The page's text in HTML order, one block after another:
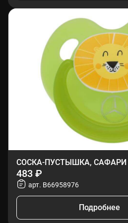
СОСКА-ПУСТЫШКА, САФАРИ
483 ₽
арт. B66958976
Подробнее